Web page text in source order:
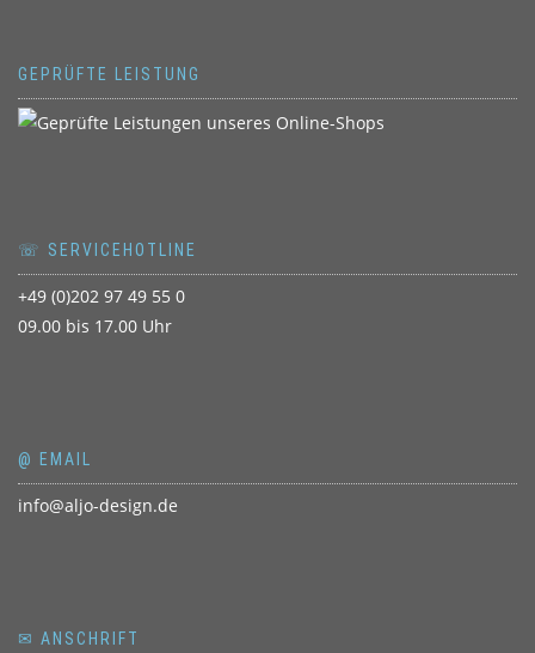
GEPRÜFTE LEISTUNG
☏ SERVICEHOTLINE
+49 (0)202 97 49 55 0
09.00 bis 17.00 Uhr
@ EMAIL
info@aljo-design.de
✉ ANSCHRIFT